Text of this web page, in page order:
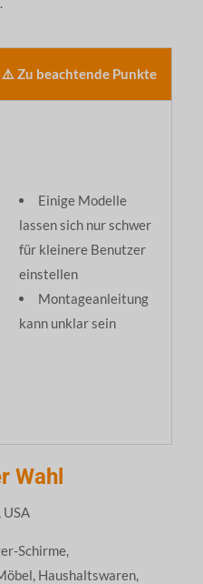
⚠️ Zu beachtende Punkte
Einige Modelle
lassen sich nur schwer
für kleinere Benutzer
einstellen
Montageanleitung
kann unklar sein
Wahl
Schirme,
Haushaltswaren,